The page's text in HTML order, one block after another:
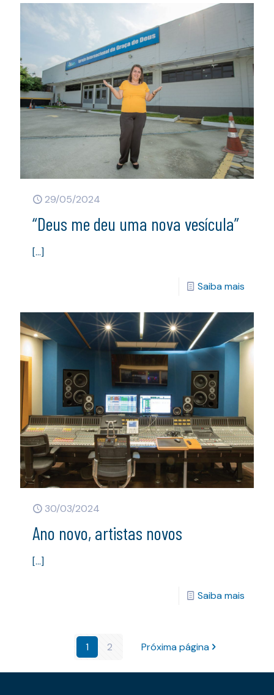
29/05/2024
“Deus me deu uma nova vesícula”
[…]
Saiba mais
30/03/2024
Ano novo, artistas novos
[…]
Saiba mais
1 2 Próxima página